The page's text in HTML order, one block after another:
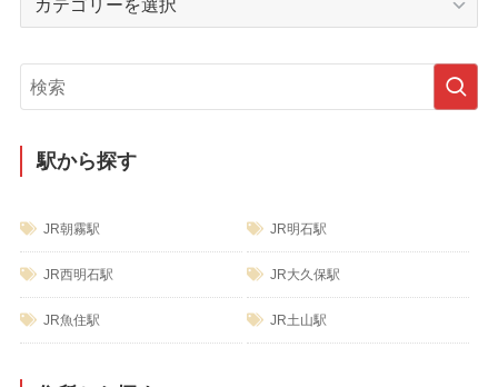
ブ
リ
ー
駅から探す
JR朝霧駅 JR明石駅
JR西明石駅 JR大久保駅
JR魚住駅 JR土山駅